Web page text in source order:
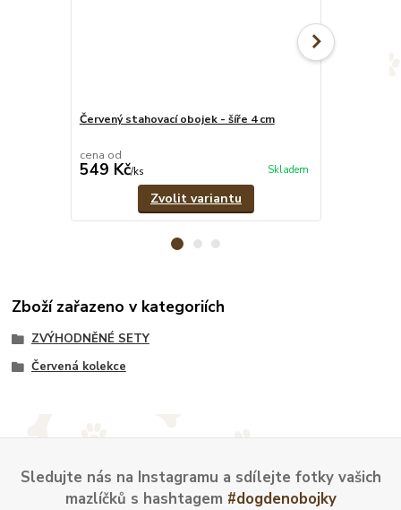
Červený stahovací obojek - šíře 4 cm
cena od
549 Kč/ks Skladem
Zvolit variantu
Zboží zařazeno v kategoriích
ZVÝHODNĚNÉ SETY
Červená kolekce
Sledujte nás na Instagramu a sdílejte fotky vašich
mazlíčků s hashtagem #dogdenobojky